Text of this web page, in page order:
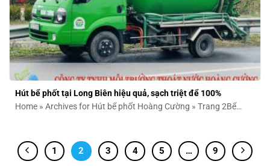
Hút bể phốt tại Long Biên hiệu quả, sạch triệt để 100%
Home » Archives for Hút bể phốt Hoàng Cường » Trang 2Bể
1 2 3 4 5 … 9